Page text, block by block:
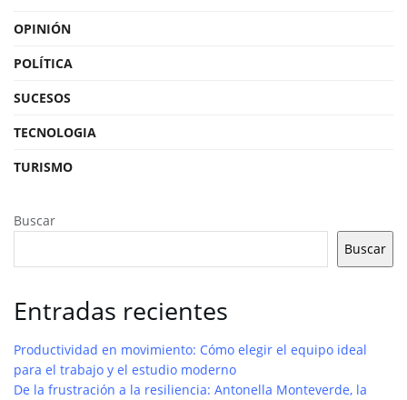
OPINIÓN
POLÍTICA
SUCESOS
TECNOLOGIA
TURISMO
Buscar
Buscar
Entradas recientes
Productividad en movimiento: Cómo elegir el equipo ideal
para el trabajo y el estudio moderno
De la frustración a la resiliencia: Antonella Monteverde, la